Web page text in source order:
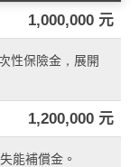
1,000,000 元
性保險金，展開
1,200,000 元
能補償金。